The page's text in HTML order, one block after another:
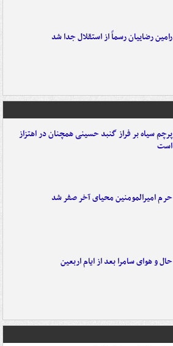
رامین رضاییان رسماً از استقلال جدا شد
پرچم سیاه بر فراز گنبد حسینی همچنان در اهتزاز
است
حرم امیرالمومنین محیای آخر صفر شد
حال و هوای سامرا بعد از ایام اربعین